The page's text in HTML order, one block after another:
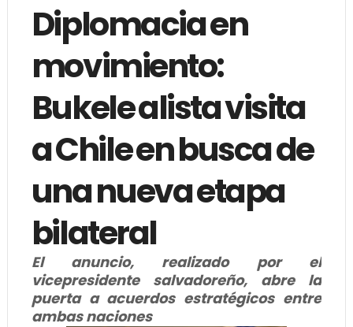
Diplomacia en
movimiento:
Bukele alista visita
a Chile en busca de
una nueva etapa
bilateral
El anuncio, realizado por el
vicepresidente salvadoreño, abre la
puerta a acuerdos estratégicos entre
ambas naciones